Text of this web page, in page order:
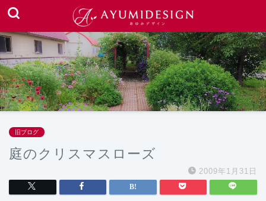
旧ブログ
庭のクリスマスローズ
2009年1月31日